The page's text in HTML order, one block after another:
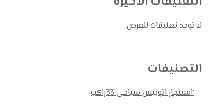
لا توجد تعليقات للعرض.
التصنيفات
‘استئجار اتوبيس سياحي 33راكب